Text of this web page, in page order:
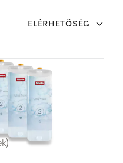
ELÉRHETŐSÉG